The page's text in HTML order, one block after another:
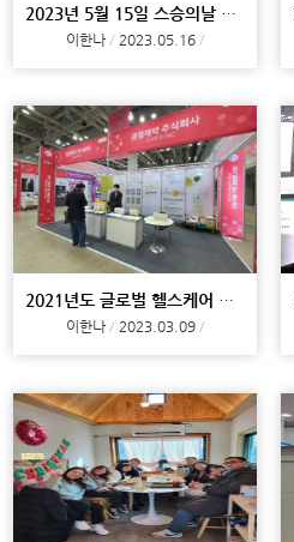
2023년 5월 15일 스승의날 & 점심식사
이한나 2023.05.16
2021년도 글로벌 헬스케어 워크_금정제약
이한나 2023.03.09